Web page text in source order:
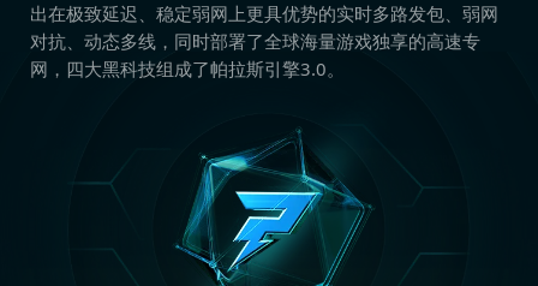
出在极致延迟、稳定弱网上更具优势的实时多路发包、弱网
对抗、动态多线，同时部署了全球海量游戏独享的高速专
网，四大黑科技组成了帕拉斯引擎3.0。